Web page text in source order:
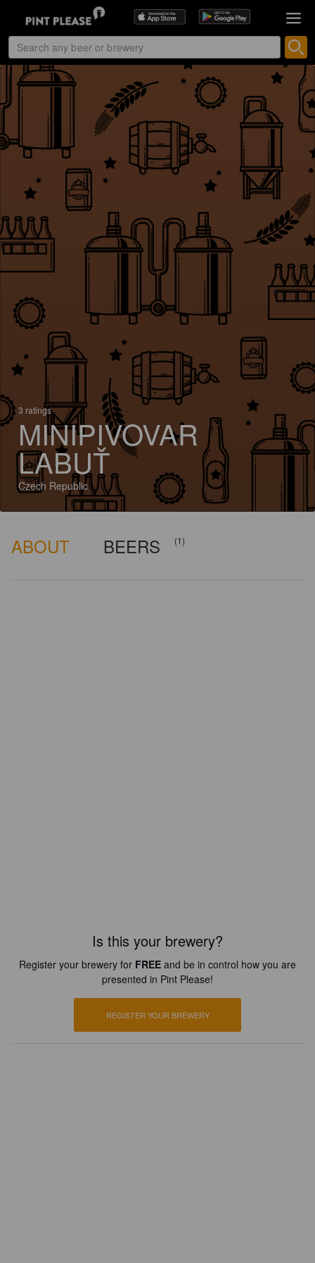
3 ratings
MINIPIVOVAR
LABUŤ
Czech Republic
ABOUT BEERS (1)
Is this your brewery?
Register your brewery for FREE and be in control how you are
presented in Pint Please!
REGISTER YOUR BREWERY